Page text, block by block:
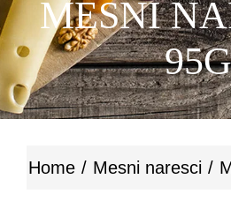
KONTAKT
MESNI
95G
Home Mesni naresci